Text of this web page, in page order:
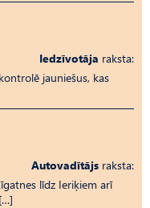
Iedzīvotāja raksta:
jauniešus, kas
Autovadītājs raksta:
līdz Ieriķiem arī